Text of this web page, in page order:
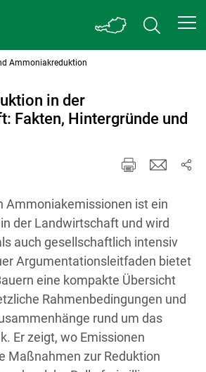
Ammoniakreduktion
in der
Fakten, Hintergründe und
Ammoniakemissionen ist ein
der Landwirtschaft und wird
auch gesellschaftlich intensiv
Argumentationsleitfaden bietet
eine kompakte Übersicht
Rahmenbedingungen und
rund um das
Er zeigt, wo Emissionen
Maßnahmen zur Reduktion